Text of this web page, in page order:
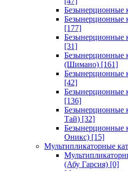
Безынерционные
Безынерционные
[177]
Безынерционные
[31]
Безынерционные
(Шимано) [161]
[42]
Безынерционные
[136]
Безынерционные
Тай) [32]
Безынерционные
Оникс) [15]
Мультипликаторные
(Абу Гарсия) [0]